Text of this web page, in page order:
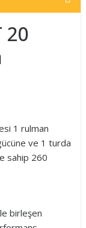
20
1 rulman
ve 1 turda
sahip 260
birleşen